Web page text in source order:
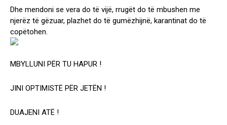
Dhe mendoni se vera do të vijë, rrugët do të mbushen me
njerëz të gëzuar, plazhet do të gumëzhijnë, karantinat do të
copëtohen.
MBYLLUNI PËR TU HAPUR !
JINI OPTIMISTË PËR JETËN !
DUAJENI ATË !